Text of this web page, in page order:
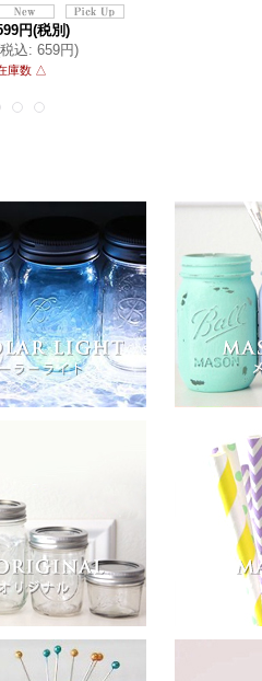
円(税別)
税込: 659円)
庫数 △